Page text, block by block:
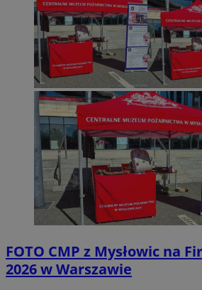
FOTO CMP z Mysłowic na
2026 w Warszawie